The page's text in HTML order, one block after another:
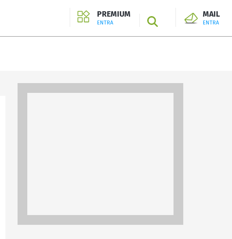
PREMIUM
ENTRA SEARCH
MAIL
ENTRA